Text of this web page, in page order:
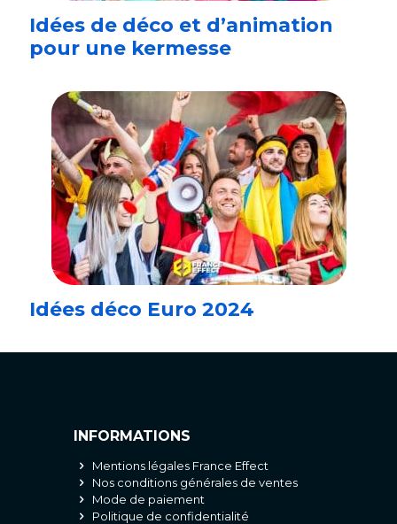
Idées de déco et d’animation
pour une kermesse
Idées déco Euro 2024
INFORMATIONS
Mentions légales France Effect
Nos conditions générales de ventes
Mode de paiement
Politique de confidentialité